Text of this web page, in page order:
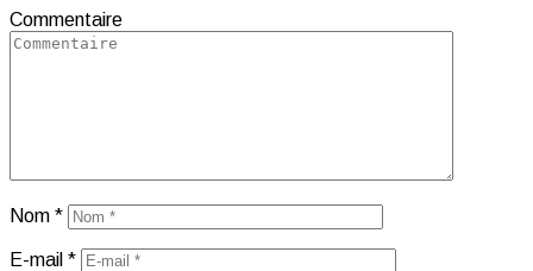
Commentaire
Nom *
E-mail *